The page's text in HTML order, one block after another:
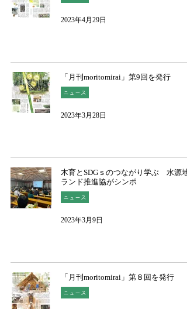
2023年4月29日
「月刊moritomirai」第9回を発行
ニュース
2023年3月28日
木育とSDGｓのつながり学ぶ 水源地
ランド推進協がシンポ
ニュース
2023年3月9日
「月刊moritomirai」第８回を発行
ニュース